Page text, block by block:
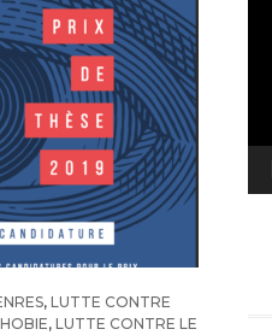
, LUTTE CONTRE
, LUTTE CONTRE LE